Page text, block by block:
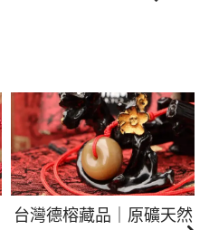
台灣德榕藏品｜原礦天然